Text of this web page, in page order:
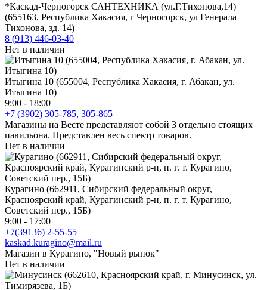
*Каскад-Черногорск САНТЕХНИКА (ул.Г.Тихонова,14)
(655163, Республика Хакасия, г Черногорск, ул Генерала
Тихонова, зд. 14)
8 (913) 446-03-40
Нет в наличии
Итыгина 10 (655004, Республика Хакасия, г. Абакан, ул.
Итыгина 10)
9:00 - 18:00
+7 (3902) 305-785, 305-865
Магазины на Весте представляют собой 3 отдельно стоящих
павильона. Представлен весь спектр товаров.
Нет в наличии
Курагино (662911, Сибирский федеральный округ,
Красноярский край, Курагинский р-н, п. г. т. Курагино,
Советский пер., 15Б)
9:00 - 17:00
+7(39136) 2-55-55
kaskad.kuragino@mail.ru
Магазин в Курагино, "Новый рынок"
Нет в наличии